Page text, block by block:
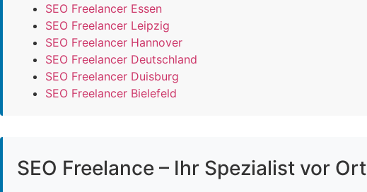
SEO Freelancer Essen
SEO Freelancer Leipzig
SEO Freelancer Hannover
SEO Freelancer Deutschland
SEO Freelancer Duisburg
SEO Freelancer Bielefeld
SEO Freelance – Ihr Spezialist vor Ort